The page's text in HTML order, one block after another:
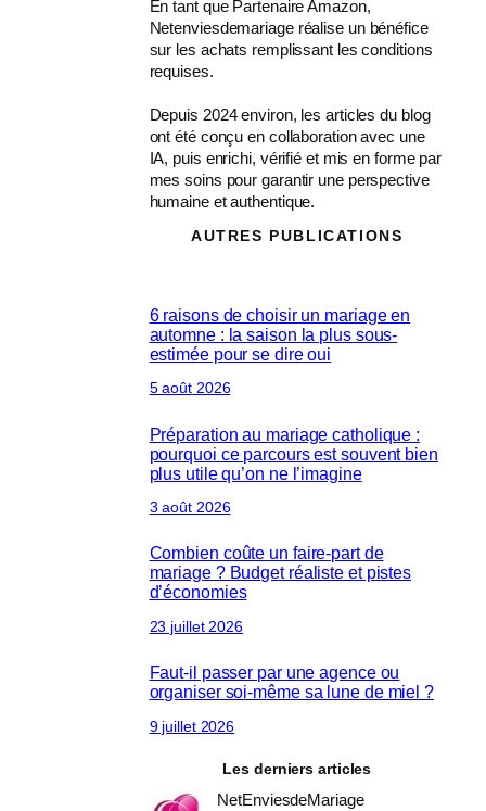
En tant que Partenaire Amazon,
Netenviesdemariage réalise un bénéfice
sur les achats remplissant les conditions
requises.
Depuis 2024 environ, les articles du blog
ont été conçu en collaboration avec une
IA, puis enrichi, vérifié et mis en forme par
mes soins pour garantir une perspective
humaine et authentique.
AUTRES PUBLICATIONS
6 raisons de choisir un mariage en
automne : la saison la plus sous-
estimée pour se dire oui
5 août 2026
Préparation au mariage catholique :
pourquoi ce parcours est souvent bien
plus utile qu’on ne l’imagine
3 août 2026
Combien coûte un faire-part de
mariage ? Budget réaliste et pistes
d’économies
23 juillet 2026
Faut-il passer par une agence ou
organiser soi-même sa lune de miel ?
9 juillet 2026
Les derniers articles
NetEnviesdeMariage